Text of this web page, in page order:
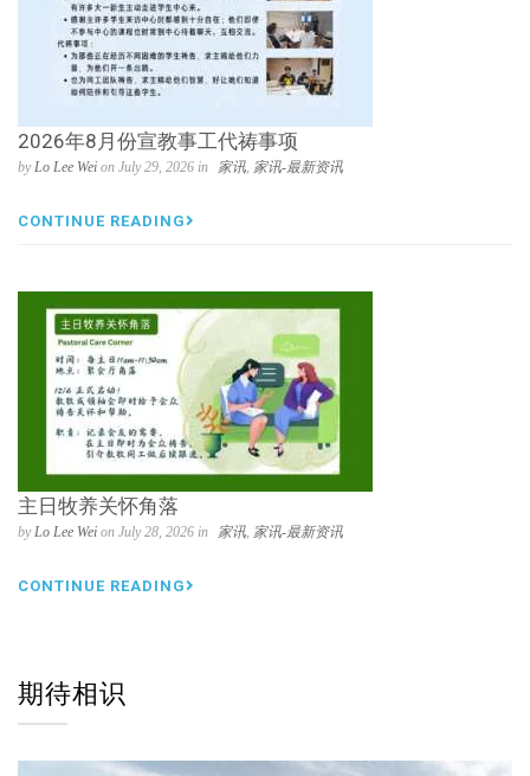
2026年8月份宣教事工代祷事项
byLo Lee Wei on July 29, 2026 in 家讯, 家讯-最新资讯
CONTINUE READING
主日牧养关怀角落
byLo Lee Wei on July 28, 2026 in 家讯, 家讯-最新资讯
CONTINUE READING
期待相识